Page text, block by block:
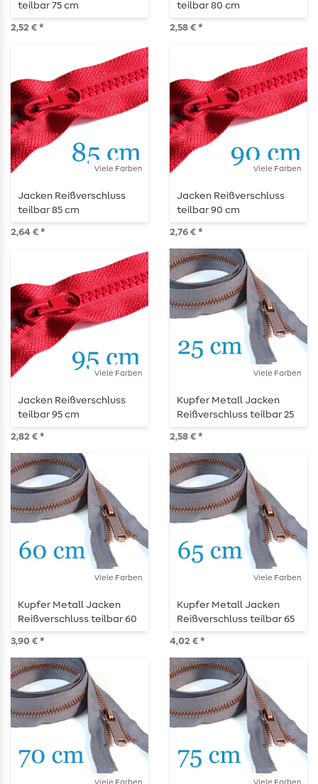
teilbar 75 cm
2,52 € *
teilbar 80 cm
2,58 € *
Viele Farben
Jacken Reißverschluss
teilbar 85 cm
2,64 € *
Viele Farben
Jacken Reißverschluss
teilbar 90 cm
2,76 € *
Viele Farben
Jacken Reißverschluss
teilbar 95 cm
2,82 € *
Viele Farben
Kupfer Metall Jacken
Reißverschluss teilbar 25
cm
2,58 € *
Viele Farben
Kupfer Metall Jacken
Reißverschluss teilbar 60
cm
3,90 € *
Viele Farben
Kupfer Metall Jacken
Reißverschluss teilbar 65
cm
4,02 € *